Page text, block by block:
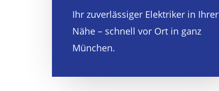
Ihr zuverlässiger Elektriker in Ihrer
Nähe – schnell vor Ort in ganz
München.